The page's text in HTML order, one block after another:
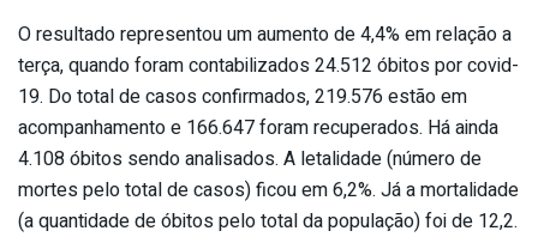
O resultado representou um aumento de 4,4% em relação a
terça, quando foram contabilizados 24.512 óbitos por covid-
19. Do total de casos confirmados, 219.576 estão em
acompanhamento e 166.647 foram recuperados. Há ainda
4.108 óbitos sendo analisados. A letalidade (número de
mortes pelo total de casos) ficou em 6,2%. Já a mortalidade
(a quantidade de óbitos pelo total da população) foi de 12,2.